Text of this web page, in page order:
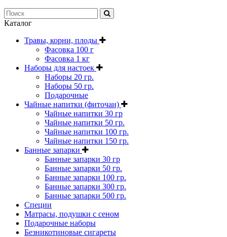
Каталог
Травы, корни, плоды
Фасовка 100 г
Фасовка 1 кг
Наборы для настоек
Наборы 20 гр.
Наборы 50 гр.
Подарочные
Чайные напитки (фиточаи)
Чайные напитки 30 гр
Чайные напитки 50 гр.
Чайные напитки 100 гр.
Чайные напитки 150 гр.
Банные запарки
Банные запарки 30 гр
Банные запарки 50 гр.
Банные запарки 100 гр.
Банные запарки 300 гр.
Банные запарки 500 гр.
Специи
Матрасы, подушки с сеном
Подарочные наборы
Безникотиновые сигареты